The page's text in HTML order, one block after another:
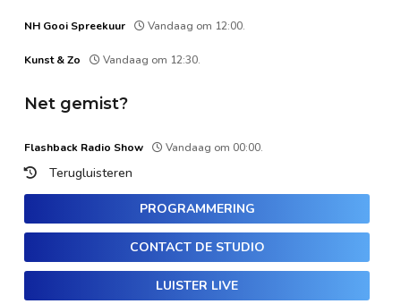
NH Gooi Spreekuur Vandaag om 12:00.
Kunst & Zo Vandaag om 12:30.
Net gemist?
Flashback Radio Show Vandaag om 00:00.
Terugluisteren
PROGRAMMERING
CONTACT DE STUDIO
LUISTER LIVE